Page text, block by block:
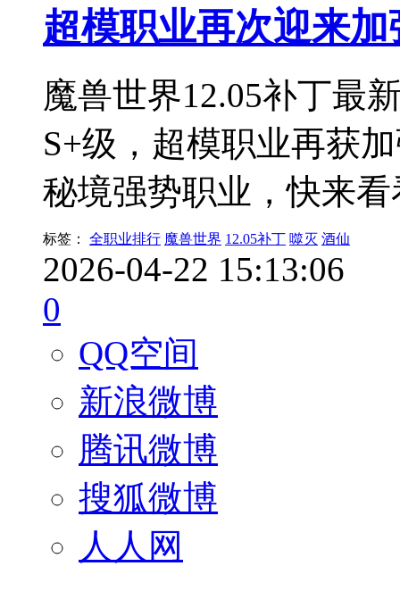
超模职业再次迎来加
魔兽世界12.05补丁最
S+级，超模职业再获
秘境强势职业，快来
标签： 全职业排行 魔兽世界 12.05补丁 噬灭 酒仙
2026-04-22 15:13:06
0
QQ空间
新浪微博
腾讯微博
搜狐微博
人人网